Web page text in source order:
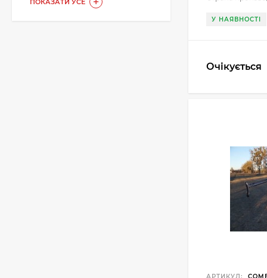
У НАЯВНОСТІ
Очікується
ПОКАЗАТИ УСЕ